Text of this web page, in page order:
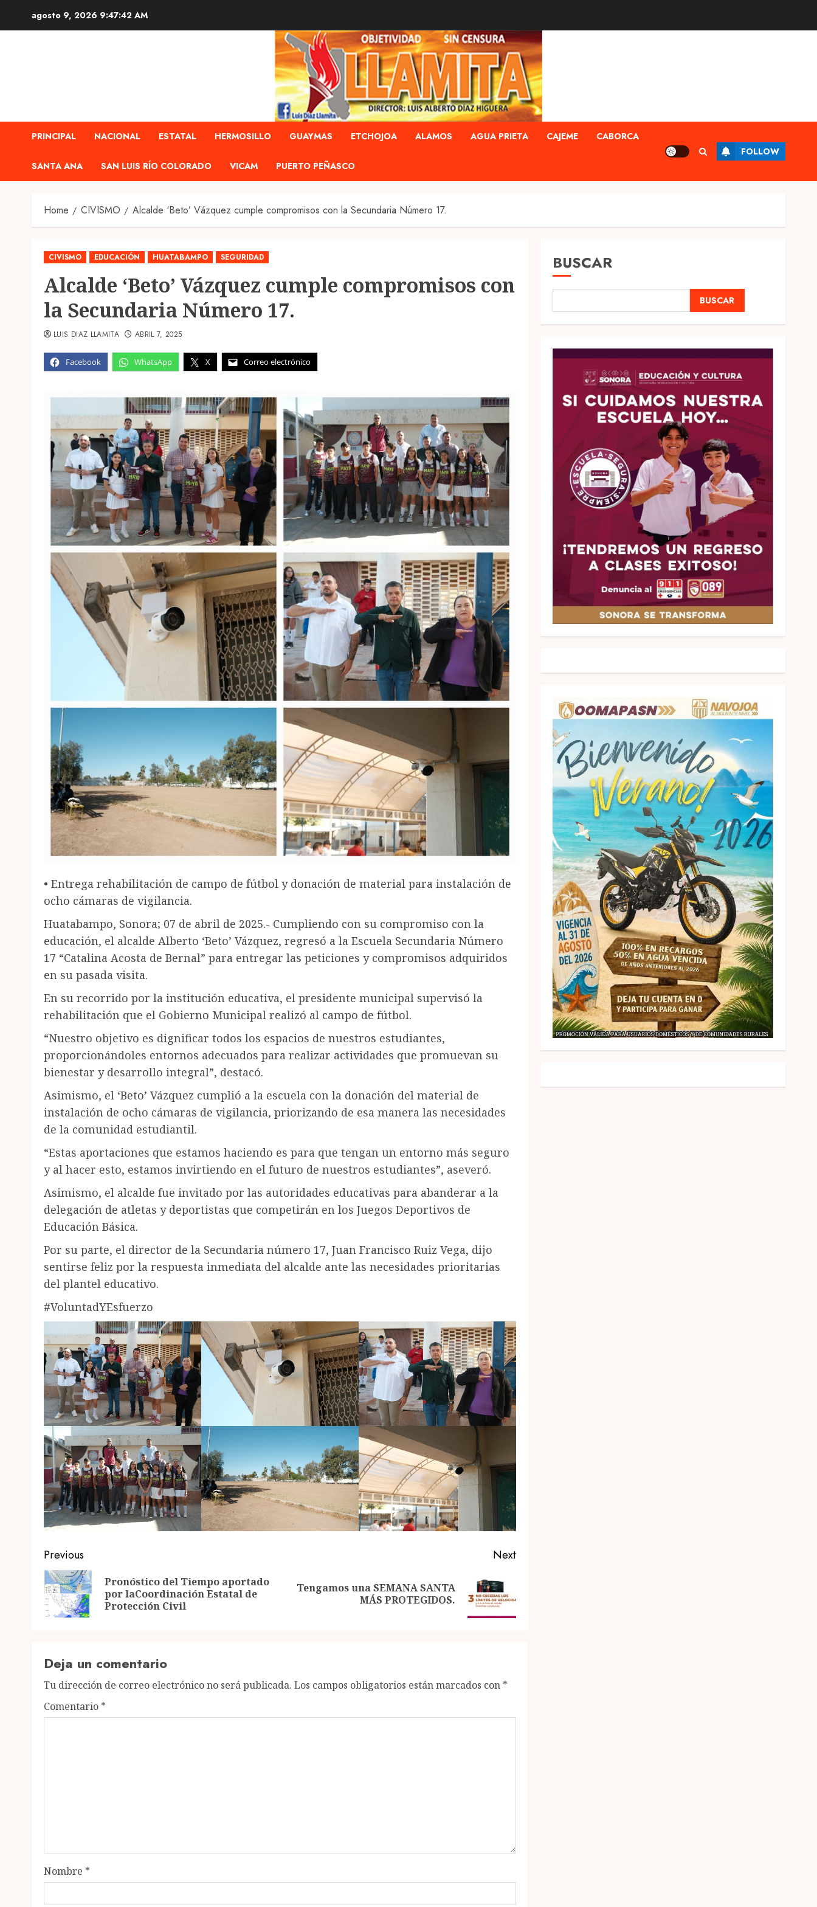
agosto 9, 2026 9:47:43 AM
PRINCIPAL NACIONAL ESTATAL HERMOSILLO GUAYMAS ETCHOJOA ALAMOS AGUA PRIETA CAJEME CABORCA
SANTA ANA SAN LUIS RÍO COLORADO VICAM PUERTO PEÑASCO
FOLLOW
Home CIVISMO Alcalde ‘Beto’ Vázquez cumple compromisos con la Secundaria Número 17.
CIVISMO EDUCACIÓN HUATABAMPO SEGURIDAD
Alcalde ‘Beto’ Vázquez cumple compromisos con
la Secundaria Número 17.
Facebook WhatsApp X Correo electrónico
LUIS DIAZ LLAMITA ABRIL 7, 2025
• Entrega rehabilitación de campo de fútbol y donación de material para instalación de
ocho cámaras de vigilancia.
Huatabampo, Sonora; 07 de abril de 2025.- Cumpliendo con su compromiso con la
educación, el alcalde Alberto ‘Beto’ Vázquez, regresó a la Escuela Secundaria Número
17 “Catalina Acosta de Bernal” para entregar las peticiones y compromisos adquiridos
en su pasada visita.
En su recorrido por la institución educativa, el presidente municipal supervisó la
rehabilitación que el Gobierno Municipal realizó al campo de fútbol.
“Nuestro objetivo es dignificar todos los espacios de nuestros estudiantes,
proporcionándoles entornos adecuados para realizar actividades que promuevan su
bienestar y desarrollo integral”, destacó.
Asimismo, el ‘Beto’ Vázquez cumplió a la escuela con la donación del material de
instalación de ocho cámaras de vigilancia, priorizando de esa manera las necesidades
de la comunidad estudiantil.
“Estas aportaciones que estamos haciendo es para que tengan un entorno más seguro
y al hacer esto, estamos invirtiendo en el futuro de nuestros estudiantes”, aseveró.
Asimismo, el alcalde fue invitado por las autoridades educativas para abanderar a la
delegación de atletas y deportistas que competirán en los Juegos Deportivos de
Educación Básica.
Por su parte, el director de la Secundaria número 17, Juan Francisco Ruiz Vega, dijo
sentirse feliz por la respuesta inmediata del alcalde ante las necesidades prioritarias
del plantel educativo.
#VoluntadYEsfuerzo
Post
navigation
Previous
Previous
Pronóstico del Tiempo aportado
por laCoordinación Estatal de
Protección Civil
Next
NextTengamos una SEMANA SANTA
MÁS PROTEGIDOS.
Deja un comentario
Tu dirección de correo electrónico no será publicada. Los campos obligatorios están marcados con *
Comentario *
Nombre *
BUSCAR
BUSCAR